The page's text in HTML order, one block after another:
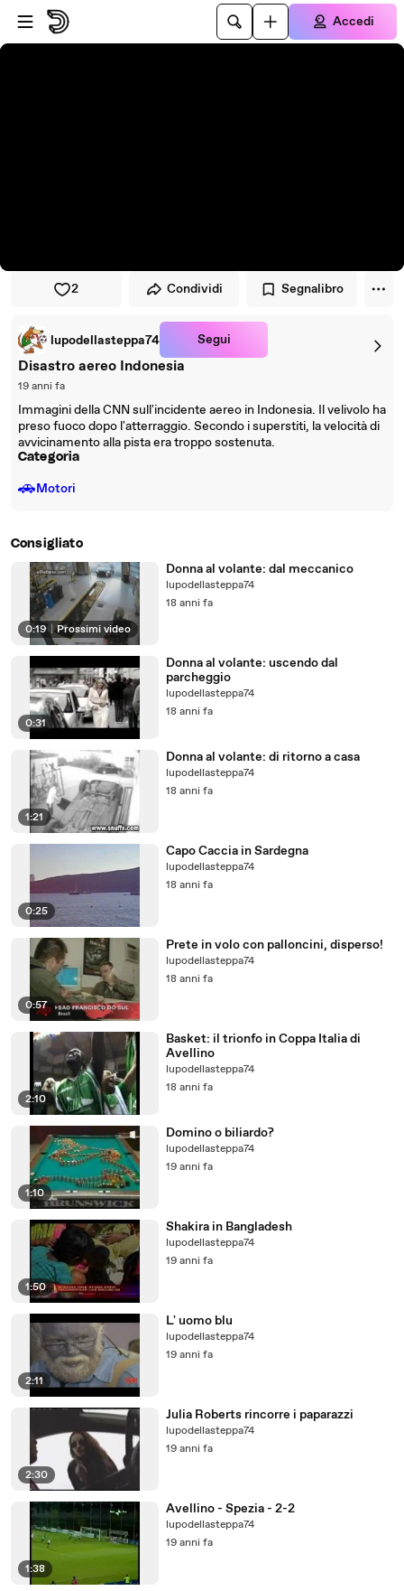
Vai al lettore
Passa al contenuto principale
Accedi
2 Condividi Segnalibro
lupodellasteppa74 Segui
Disastro aereo Indonesia
19 anni fa
Immagini della CNN sull'incidente aereo in Indonesia. Il velivolo ha
preso fuoco dopo l'atterraggio. Secondo i superstiti, la velocità di
avvicinamento alla pista era troppo sostenuta.
Categoria
🚗Motori
Consigliato
0:19 Prossimi video
Donna al volante: dal meccanico
lupodellasteppa74
18 anni fa
0:31
Donna al volante: uscendo dal
parcheggio
lupodellasteppa74
18 anni fa
1:21
Donna al volante: di ritorno a casa
lupodellasteppa74
18 anni fa
0:25
Capo Caccia in Sardegna
lupodellasteppa74
18 anni fa
0:57
Prete in volo con palloncini, disperso!
lupodellasteppa74
18 anni fa
2:10
Basket: il trionfo in Coppa Italia di
Avellino
lupodellasteppa74
18 anni fa
1:10
Domino o biliardo?
lupodellasteppa74
19 anni fa
1:50
Shakira in Bangladesh
lupodellasteppa74
19 anni fa
2:11
L' uomo blu
lupodellasteppa74
19 anni fa
2:30
Julia Roberts rincorre i paparazzi
lupodellasteppa74
19 anni fa
1:38
Avellino - Spezia - 2-2
lupodellasteppa74
19 anni fa